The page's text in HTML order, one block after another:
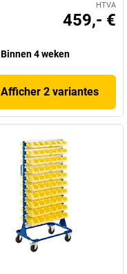
HTVA
459,- €
Binnen 4 weken
Afficher 2 variantes